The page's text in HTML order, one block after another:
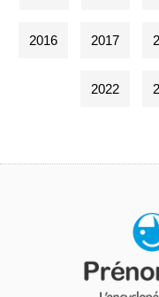
2016 2017
2022